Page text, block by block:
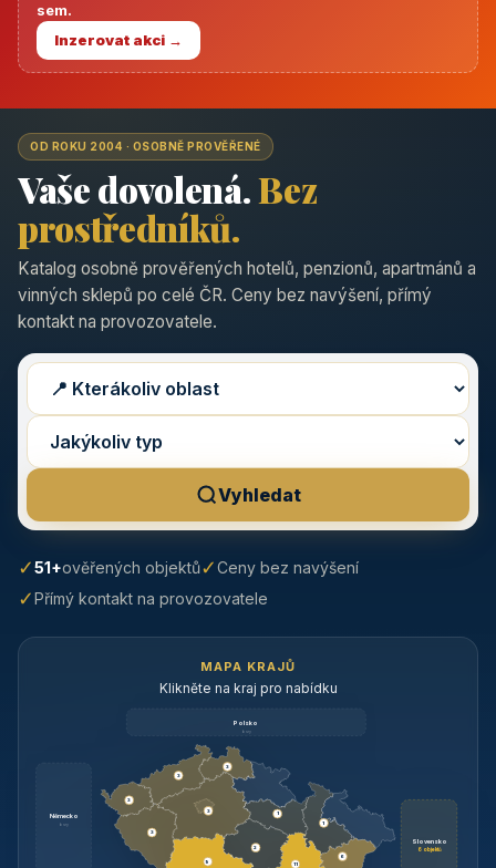
sem.
Inzerovat akci →
OD ROKU 2004 · OSOBNĚ PROVĚŘENÉ
Vaše dovolená.Bez
prostředníků.
Katalog osobně prověřených hotelů, penzionů, apartmánů a
vinných sklepů po celé ČR. Ceny bez navýšení, přímý
kontakt na provozovatele.
Vyhledat
✓51+ověřených objektů✓Ceny bez navýšení
✓Přímý kontakt na provozovatele
MAPA KRAJŮ
Klikněte na kraj pro nabídku
Polsko
brzy
Německo
brzy
Slovensko
6 objektů
3
9
3
3
3
3
1
2
11
1
6